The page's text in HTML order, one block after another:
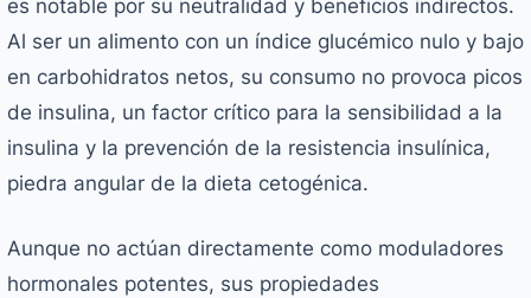
es notable por su neutralidad y beneficios indirectos.
Al ser un alimento con un índice glucémico nulo y bajo
en carbohidratos netos, su consumo no provoca picos
de insulina, un factor crítico para la sensibilidad a la
insulina y la prevención de la resistencia insulínica,
piedra angular de la dieta cetogénica.
Aunque no actúan directamente como moduladores
hormonales potentes, sus propiedades